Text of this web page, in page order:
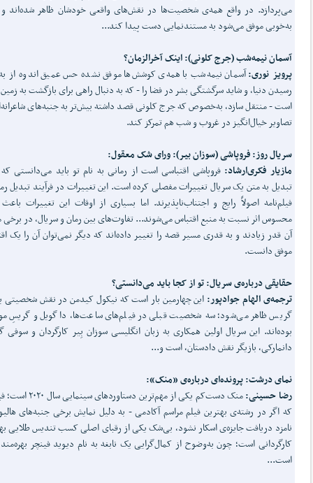
می‌پردازد. در واقع همه‌ی شخصیت‌ها در نقش‌های واقعی خودشان ظاهر شده‌اند و
به‌خوبی موفق می‌شود به مستندنمایی دست پیدا کند...
آسمان نیمه‌شب (جرج کلونی): اینک آخرالزمان؟
پرویز نوری:آسمان نیمه‌شب با همه‌ی کوشش‌ها موفق نشده حس عمیق اندوه از
رسیدن دنیا، و شاید سرگشتگی بشر در فضا را - که به دنبال راهی برای بازگشت به
است - منتقل سازد، به‌خصوص که جرج کلونی قصد داشته بیش‌تر به جنبه‌های
تصاویر خیال‌انگیز در غروب و شب هم تمرکز کند.
سریال روز: فروپاشی (سوزان بیر): ورای شک معقول:
مازیار فکری‌ارشاد: فروپاشی اقتباسی است از رمانی به نام تو باید می‌دانستی
تبدیل به متن یک سریال تغییرات مفصلی کرده است. این تغییرات در فرآیند تبدیل
فیلم‌نامه اصولاً رایج و اجتناب‌ناپذیرند. اما بسیاری از اوقات این تغییرات
محسوس اثر نسبت به منبع اقتباس می‌شوند... تفاوت‌های بین رمان و سریال، در برخی
آن قدر زیادند و به قدری مسیر قصه را تغییر داده‌اند که دیگر نمی‌توان آن را یک
موفق دانست.
حقایقی درباره‌ی سریال: تو از کجا باید می‌دانستی؟
ترجمه‌ی الهام جوادپور: این چهارمین بار است که نیکول کیدمن در نقش شخصیتی
گریس ظاهر می‌شود؛ سه شخصیت قبلی در فیلم‌های ساعت‌ها، داگویل و گریسِ
بوده‌اند. این سریال اولین همکاری به زبان انگلیسی سوزان بِیر کارگردان و سوفی
دانمارکی، بازیگر نقش دادستان، است و...
نمای درشت: پرونده‌ای درباره‌ی «منک»:
رضا حسینی:
منک دست‌کم یکی از مهم‌ترین
که اگر در رشته‌ی بهترین فیلم مراسم آکادمی - به دلیل نمایش برخی جنبه‌های
نامزد دریافت جایزه‌ی اسکار نشود، بی‌شک یکی از رقبای اصلی کسب تندیس طلایی
کارگردانی است؛ چون به‌وضوح از کمال‌گرایی یک نابغه به نام دیوید فینچر
است...